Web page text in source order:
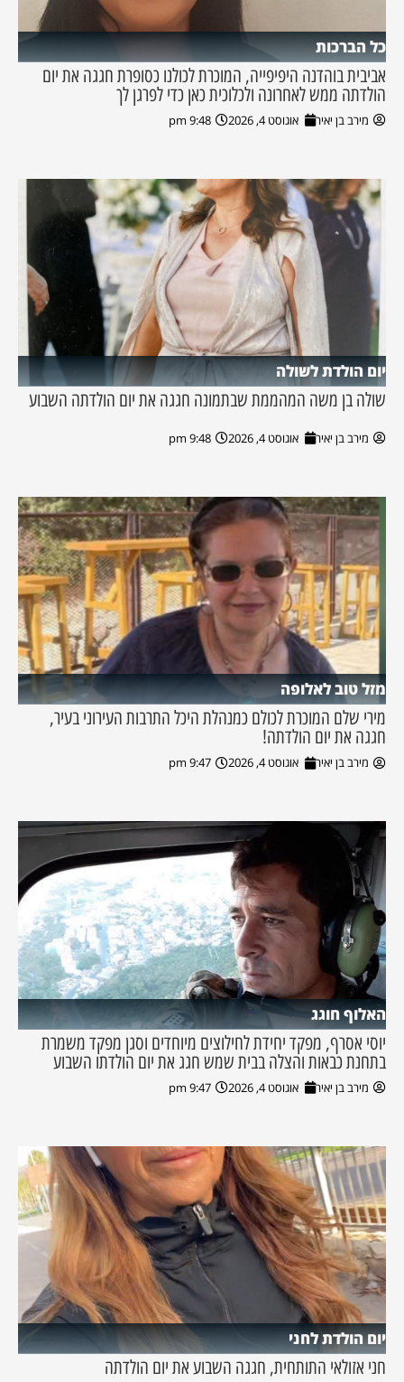
כל הברכות
אביבית בוהדנה היפיפייה, המוכרת לכולנו כסופרת חגגה את יום
הולדתה ממש לאחרונה ולכלוכית כאן כדי לפרגן לך
מירב בן יאיר אוגוסט 4, 2026 9:48 pm
יום הולדת לשולה
שולה בן משה המהממת שבתמונה חגגה את יום הולדתה השבוע
מירב בן יאיר אוגוסט 4, 2026 9:48 pm
מזל טוב לאלופה
מירי שלם המוכרת לכולם כמנהלת היכל התרבות העירוני בעיר,
חגגה את יום הולדתה!
מירב בן יאיר אוגוסט 4, 2026 9:47 pm
האלוף חוגג
יוסי אסרף, מפקד יחידת לחילוצים מיוחדים וסגן מפקד משמרת
בתחנת כבאות והצלה בבית שמש חגג את יום הולדתו השבוע
מירב בן יאיר אוגוסט 4, 2026 9:47 pm
יום הולדת לחני
חני אזולאי התותחית, חגגה השבוע את יום הולדתה